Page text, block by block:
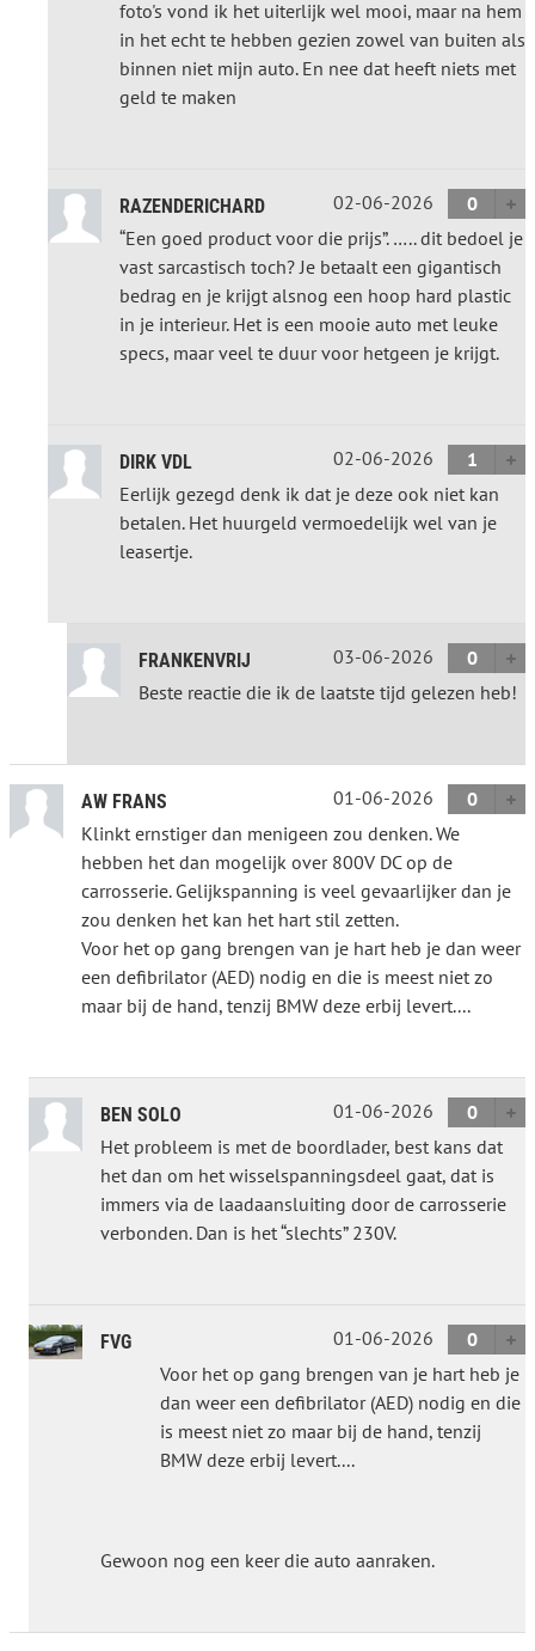
foto's vond ik het uiterlijk wel mooi, maar na hem
in het echt te hebben gezien zowel van buiten als
binnen niet mijn auto. En nee dat heeft niets met
geld te maken
RAZENDERICHARD 02-06-2026
0
“Een goed product voor die prijs”. ….. dit bedoel je
vast sarcastisch toch? Je betaalt een gigantisch
bedrag en je krijgt alsnog een hoop hard plastic
in je interieur. Het is een mooie auto met leuke
specs, maar veel te duur voor hetgeen je krijgt.
DIRK VDL 02-06-2026
1
Eerlijk gezegd denk ik dat je deze ook niet kan
betalen. Het huurgeld vermoedelijk wel van je
leasertje.
FRANKENVRIJ 03-06-2026
0
Beste reactie die ik de laatste tijd gelezen heb!
AW FRANS 01-06-2026
0
Klinkt ernstiger dan menigeen zou denken. We
hebben het dan mogelijk over 800V DC op de
carrosserie. Gelijkspanning is veel gevaarlijker dan je
zou denken het kan het hart stil zetten.
Voor het op gang brengen van je hart heb je dan weer
een defibrilator (AED) nodig en die is meest niet zo
maar bij de hand, tenzij BMW deze erbij levert....
BEN SOLO 01-06-2026
0
Het probleem is met de boordlader, best kans dat
het dan om het wisselspanningsdeel gaat, dat is
immers via de laadaansluiting door de carrosserie
verbonden. Dan is het “slechts” 230V.
FVG 01-06-2026
0
Voor het op gang brengen van je hart heb je
dan weer een defibrilator (AED) nodig en die
is meest niet zo maar bij de hand, tenzij
BMW deze erbij levert....
Gewoon nog een keer die auto aanraken.